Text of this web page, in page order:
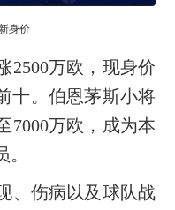
身价
2500万欧，现身价
十。伯恩茅斯小将
7000万欧，成为本
、伤病以及球队战